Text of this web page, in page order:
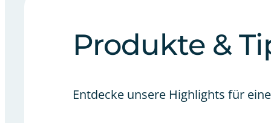
Produkte &
Entdecke unsere Highlights für